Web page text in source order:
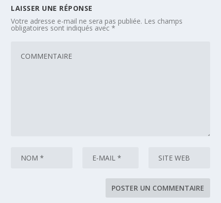
LAISSER UNE RÉPONSE
Votre adresse e-mail ne sera pas publiée. Les champs
obligatoires sont indiqués avec*